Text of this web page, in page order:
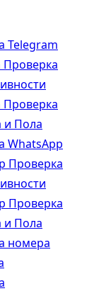
Telegram
Проверка
Проверка
и Пола
WhatsApp
Проверка
Проверка
и Пола
номера